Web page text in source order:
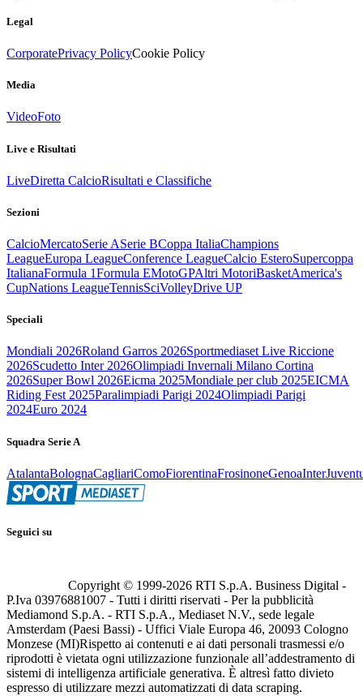
Legal
CorporatePrivacy PolicyCookie Policy
Media
VideoFoto
Live e Risultati
LiveDiretta CalcioRisultati e Classifiche
Sezioni
CalcioMercatoSerie ASerie BCoppa ItaliaChampions
LeagueEuropa LeagueConference LeagueCalcio EsteroSupercoppa
ItalianaFormula 1Formula EMotoGPAltri MotoriBasketAmerica's
CupNations LeagueTennisSciVolleyDrive UP
Speciali
Mondiali 2026Roland Garros 2026Sportmediaset Live Riccione
2026Scudetto Inter 2026Olimpiadi Invernali Milano Cortina
2026Super Bowl 2026Eicma 2025Mondiale per club 2025EICMA
Riding Fest 2025Paralimpiadi Parigi 2024Olimpiadi Parigi
2024Euro 2024
Squadra Serie A
AtalantaBolognaCagliariComoFiorentinaFrosinoneGenoaInter
Seguici su
Copyright © 1999-2026 RTI S.p.A. Business Digital -
P.Iva 03976881007 - Tutti i diritti riservati - Per la pubblicità
Mediamond S.p.A. - RTI S.p.A., Mediaset N.V., sede legale
Amsterdam (Paesi Bassi) - Uffici Viale Europa 46, 20093 Cologno
Monzese (MI)Rispetto ai contenuti e ai dati personali trasmessi e/o
riprodotti è vietata ogni utilizzazione funzionale all’addestramento di
sistemi di intelligenza artificiale generativa. È altresì fatto divieto
espresso di utilizzare mezzi automatizzati di data scraping.